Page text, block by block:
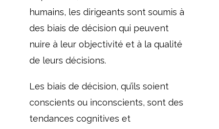
humains, les dirigeants sont soumis à
des biais de décision qui peuvent
nuire à leur objectivité et à la qualité
de leurs décisions.
Les biais de décision, qu’ils soient
conscients ou inconscients, sont des
tendances cognitives et